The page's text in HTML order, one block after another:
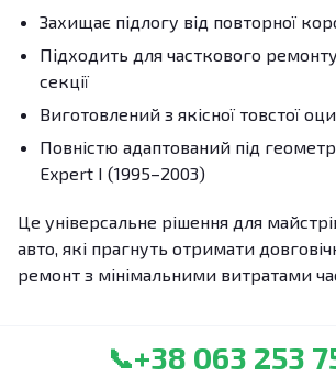
Захищає підлогу від повторної
Підходить для часткового ремонту
секції
Виготовлений з якісної товстої
Повністю адаптований під
Expert I (1995–2003)
Це універсальне рішення для
авто, які прагнуть отримати
ремонт з мінімальними витратами
📞+38 063 253